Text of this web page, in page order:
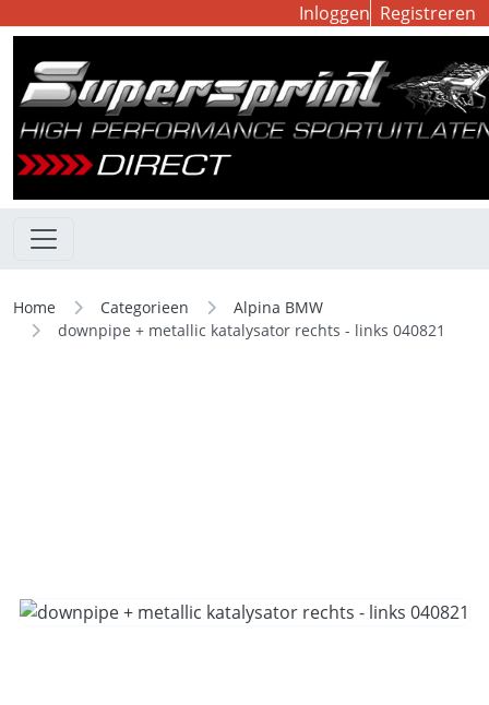
Inloggen Registreren
Home Categorieen
Alpina BMW
downpipe + metallic katalysator rechts - links 040821